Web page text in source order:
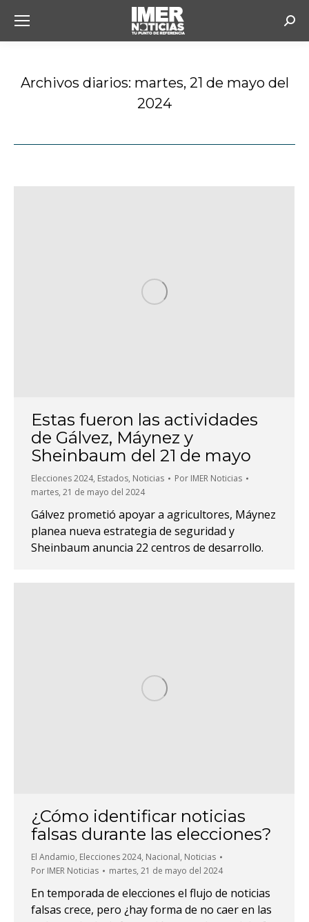
Archivos diarios: martes, 21 de mayo del
2024
Estas fueron las actividades
de Gálvez, Máynez y
Sheinbaum del 21 de mayo
Elecciones 2024, Estados, Noticias Por IMER Noticias
martes, 21 de mayo del 2024
Gálvez prometió apoyar a agricultores, Máynez
planea nueva estrategia de seguridad y
Sheinbaum anuncia 22 centros de desarrollo.
¿Cómo identificar noticias
falsas durante las elecciones?
El Andamio, Elecciones 2024, Nacional, Noticias
Por IMER Noticias martes, 21 de mayo del 2024
En temporada de elecciones el flujo de noticias
falsas crece, pero ¿hay forma de no caer en las